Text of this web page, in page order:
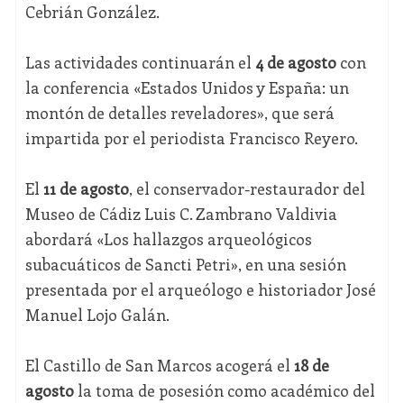
Cebrián González.
Las actividades continuarán el 4 de agostocon
la conferencia «Estados Unidos y España: un
montón de detalles reveladores», que será
impartida por el periodista Francisco Reyero.
El 11 de agosto, el conservador-restaurador del
Museo de Cádiz Luis C. Zambrano Valdivia
abordará «Los hallazgos arqueológicos
subacuáticos de Sancti Petri», en una sesión
presentada por el arqueólogo e historiador José
Manuel Lojo Galán.
El Castillo de San Marcos acogerá el 18 de
agostola toma de posesión como académico del